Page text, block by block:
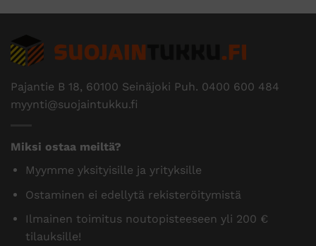
Pajantie B 18, 60100 Seinäjoki Puh. 0400 600 484
myynti@suojaintukku.fi
Miksi ostaa meiltä?
Myymme yksityisille ja yrityksille
Ostaminen ei edellytä rekisteröitymistä
Ilmainen toimitus noutopisteeseen yli 200 €
tilauksille!